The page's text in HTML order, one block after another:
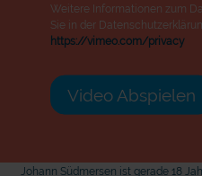
Weitere Informationen zum
Sie in der
https://vimeo.com/privacy
Video Abspielen
Johann Südmersen ist gerade 18